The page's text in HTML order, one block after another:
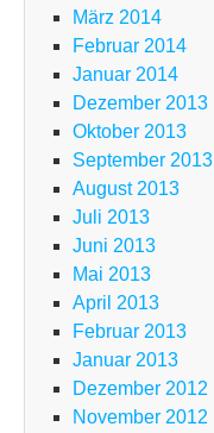
März 2014
Februar 2014
Januar 2014
Dezember 2013
Oktober 2013
September 2013
August 2013
Juli 2013
Juni 2013
Mai 2013
April 2013
Februar 2013
Januar 2013
Dezember 2012
November 2012